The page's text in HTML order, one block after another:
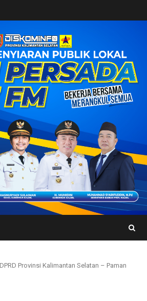
Provinsi Kalimantan Selatan – Paman